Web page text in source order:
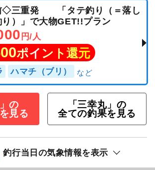
三重発 「タテ釣り（＝落し
り）」で大物GET!!プラン
円/人
ポイント還元
ハマチ（ブリ）
の
見る
「三幸丸」の
全ての釣果を見る
釣行当日の気象情報を表示